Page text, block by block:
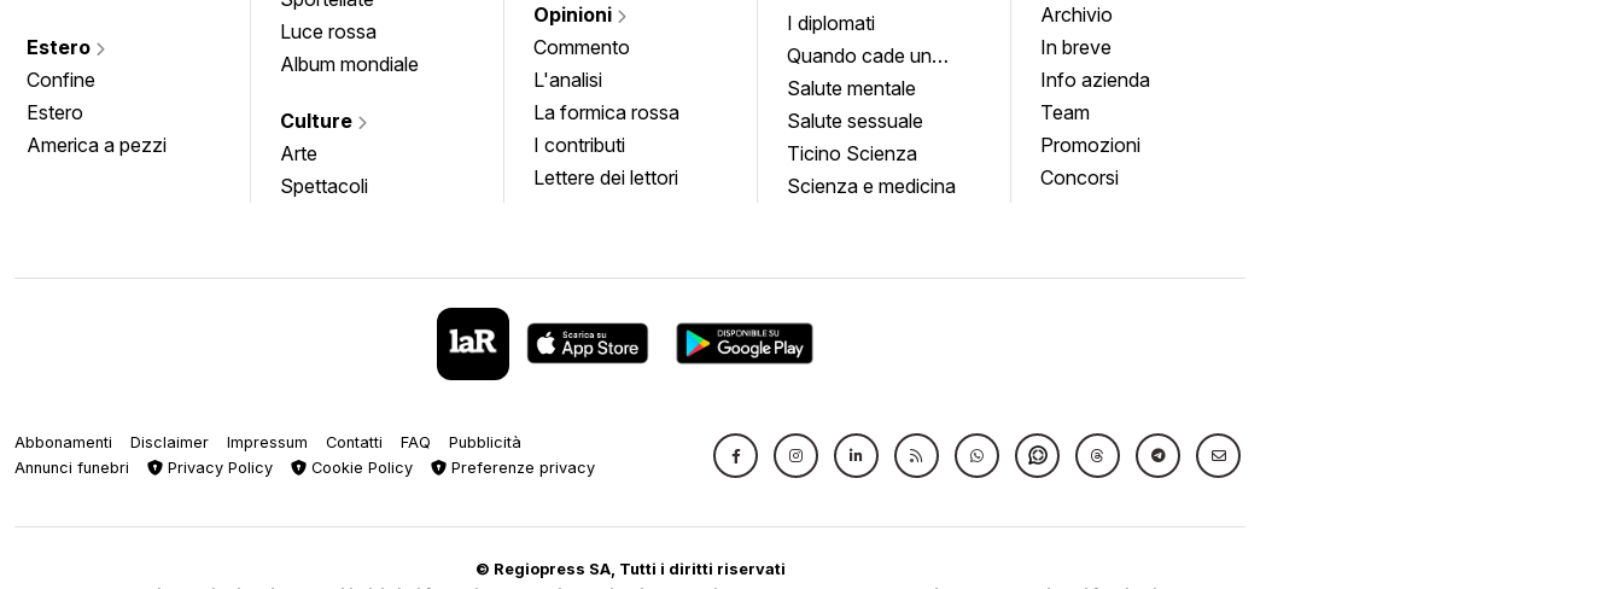
Estero
Confine
Estero
America a pezzi
Luce rossa
Album mondiale
Culture
Arte
Spettacoli
Opinioni
Commento
L'analisi
La formica rossa
I contributi
Lettere dei lettori
I diplomati
Quando cade un
quadro
Salute mentale
Salute sessuale
Ticino Scienza
Scienza e medicina
Archivio
In breve
Info azienda
Team
Promozioni
Concorsi
Abbonamenti Disclaimer Impressum Contatti FAQ
Pubblicità
Annunci funebri
Privacy Policy Cookie Policy Preferenze privacy
© Regiopress SA, Tutti i diritti riservati